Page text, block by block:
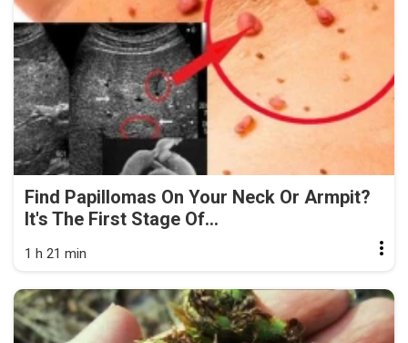
Find Papillomas On Your Neck Or Armpit?
It's The First Stage Of...
1 h 21 min